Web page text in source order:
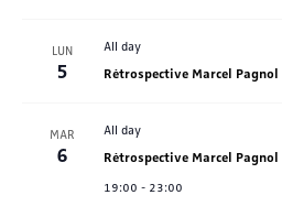
LUN
5
All day
Rétrospective Marcel Pagnol
MAR
6
All day
Rétrospective Marcel Pagnol
19:00 - 23:00